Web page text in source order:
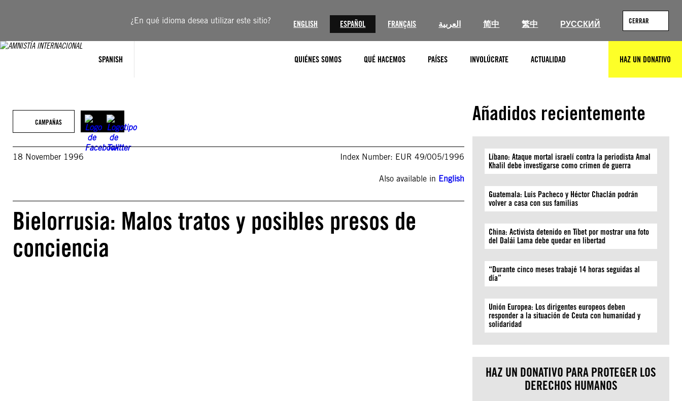
¿En qué idioma desea utilizar este sitio? ENGLISH ESPAÑOL FRANÇAIS العربية 简中 繁中 РУССКИЙ CERRAR
SPANISH QUIÉNES SOMOS QUÉ HACEMOS PAÍSES INVOLÚCRATE ACTUALIDAD HAZ UN DONATIVO
CAMPAÑAS
18 November 1996 Index Number: EUR 49/005/1996
Also available in English
Bielorrusia: Malos tratos y posibles presos de
conciencia
Añadidos recientemente
Líbano: Ataque mortal israelí contra la periodista Amal
Khalil debe investigarse como crimen de guerra
Guatemala: Luis Pacheco y Héctor Chaclán podrán
volver a casa con sus familias
China: Activista detenido en Tíbet por mostrar una foto
del Dalái Lama debe quedar en libertad
“Durante cinco meses trabajé 14 horas seguidas al
día”
Unión Europea: Los dirigentes europeos deben
responder a la situación de Ceuta con humanidad y
solidaridad
HAZ UN DONATIVO PARA PROTEGER LOS
DERECHOS HUMANOS